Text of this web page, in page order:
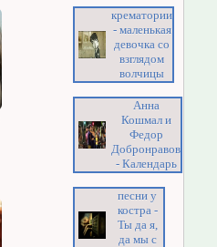
крематории
- маленькая
девочка со
взглядом
волчицы
Анна
Кошмал и
Федор
Добронравов
- Календарь
песни у
костра -
Ты да я,
да мы с